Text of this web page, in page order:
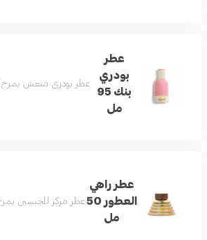
عطر
بودري
بنك 95
مل
عطر بودري منعش يمزج
عطر راهي
العطور 50
مل
عطر مركز للجنسين